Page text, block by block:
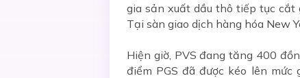
gia sản xuất dầu thô tiếp tục
Tại sàn giao dịch hàng hóa New
Hiện giờ, PVS đang tăng 400
điểm PGS đã được kéo lên